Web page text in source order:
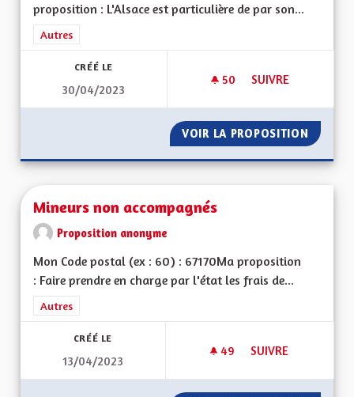
proposition : L'Alsace est particulière de par son...
Filtrer les résultats de la catégorie : Autres
Autres
CRÉÉ LE
30/04/2023
50 50 ABONNÉS
SUIVRE
VOIR LA PROPOSITION MIEUX
Mineurs non accompagnés
Proposition anonyme
Mon Code postal (ex : 60) : 67170Ma proposition
: Faire prendre en charge par l'état les frais de...
Filtrer les résultats de la catégorie : Autres
Autres
CRÉÉ LE
13/04/2023
49 49 ABONNÉS
SUIVRE